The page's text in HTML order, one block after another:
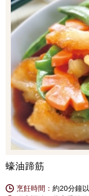
蠔油蹄筋
烹飪時間：約20分鐘